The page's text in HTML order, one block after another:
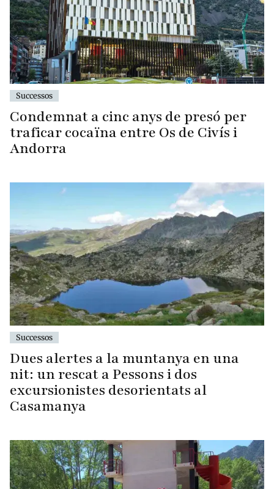
Successos
Condemnat a cinc anys de presó per
traficar cocaïna entre Os de Civís i
Andorra
Successos
Dues alertes a la muntanya en una
nit: un rescat a Pessons i dos
excursionistes desorientats al
Casamanya